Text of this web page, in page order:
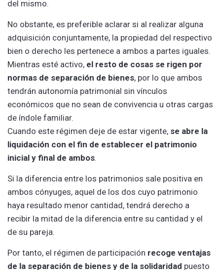
del mismo.
No obstante, es preferible aclarar si al realizar alguna
adquisición conjuntamente, la propiedad del respectivo
bien o derecho les pertenece a ambos a partes iguales.
Mientras esté activo, el resto de cosas se rigen por
normas de separación de bienes, por lo que ambos
tendrán autonomía patrimonial sin vínculos
económicos que no sean de convivencia u otras cargas
de índole familiar.
Cuando este régimen deje de estar vigente, se abre la
liquidación con el fin de establecer el patrimonio
inicial y final de ambos.
Si la diferencia entre los patrimonios sale positiva en
ambos cónyuges, aquel de los dos cuyo patrimonio
haya resultado menor cantidad, tendrá derecho a
recibir la mitad de la diferencia entre su cantidad y el
de su pareja.
Por tanto, el régimen de participación recoge ventajas
de la separación de bienes y de la solidaridad puesto